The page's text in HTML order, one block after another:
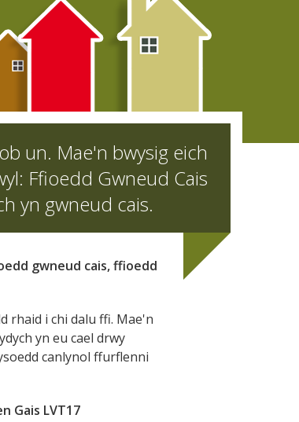
un. Mae'n bwysig eich
Ffioedd Gwneud Cais
yn gwneud cais.
gwneud cais, ffioedd
rhaid i chi dalu ffi. Mae'n
yn eu cael drwy
canlynol ffurflenni
Gais LVT17